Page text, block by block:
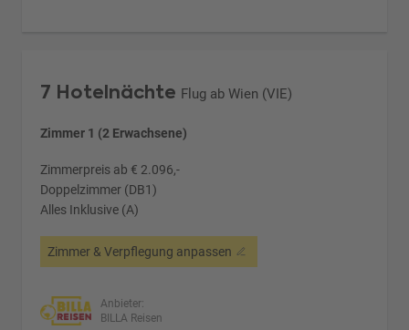
7 Hotelnächte Flug ab Wien (VIE)
Zimmer 1 (2 Erwachsene)
Zimmerpreis ab € 2.096,-
Doppelzimmer (DB1)
Alles Inklusive (A)
Zimmer & Verpflegung anpassen
Anbieter:
BILLA Reisen